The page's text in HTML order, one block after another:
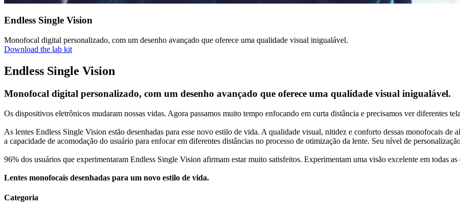
Endless Single Vision
Monofocal digital personalizado, com um desenho avançado que oferece uma qualidade visual inigualável.
Download the lab kit
Endless Single Vision
Monofocal digital personalizado, com um desenho avançado que oferece uma qualidade visual inigualável.
Os dispositivos eletrônicos mudaram nossas vidas. Agora passamos muito tempo enfocando em curta distância e precisamos ver diferentes
As lentes Endless Single Vision estão desenhadas para esse novo estilo de vida. A qualidade visual, nitidez e conforto dessas monofocais
a capacidade de acomodação do usuário para enfocar em diferentes distâncias no processo de otimização da lente. Seu nível de
96% dos usuários que experimentaram Endless Single Vision afirmam estar muito satisfeitos. Experimentam uma visão excelente em todas
Lentes monofocais desenhadas para um novo estilo de vida.
Categoria